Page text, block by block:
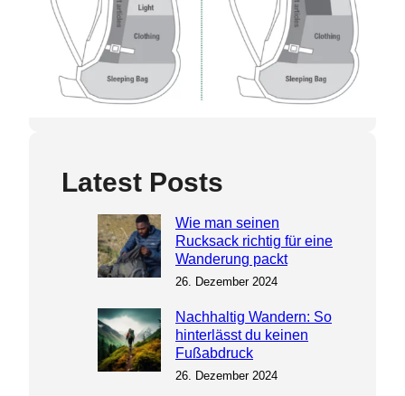
Latest Posts
Wie man seinen
Rucksack richtig für eine
Wanderung packt
26. Dezember 2024
Nachhaltig Wandern: So
hinterlässt du keinen
Fußabdruck
26. Dezember 2024